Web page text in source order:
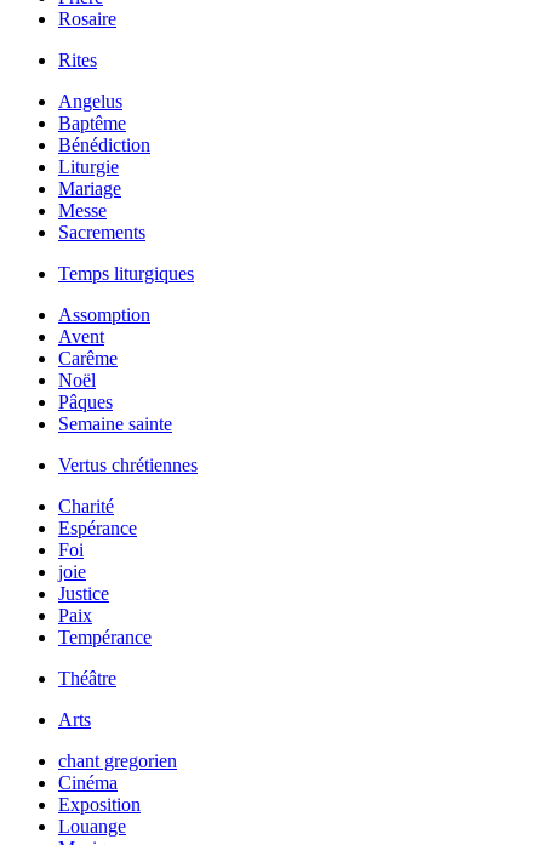
Rosaire
Rites
Angelus
Baptême
Bénédiction
Liturgie
Mariage
Messe
Sacrements
Temps liturgiques
Assomption
Avent
Carême
Noël
Pâques
Semaine sainte
Vertus chrétiennes
Charité
Espérance
Foi
joie
Justice
Paix
Tempérance
Théâtre
Arts
chant gregorien
Cinéma
Exposition
Louange